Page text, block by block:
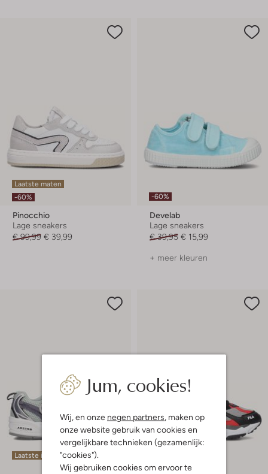
Jum, cookies!
Wij, en onze negen partners, maken op
onze website gebruik van cookies en
vergelijkbare technieken (gezamenlijk:
"cookies").
Wij gebruiken cookies om ervoor te
Laatste maten
-60%
Pinocchio
Lage sneakers
€ 99,99 € 39,99
-60%
Develab
Lage sneakers
€ 39,95 € 15,99
+ meer kleuren
Laatste item
-30%